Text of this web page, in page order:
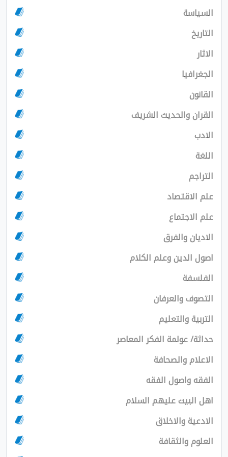
الشريف
وعلم الكلام
الفكر المعاصر
الفقه
عليهم السلام